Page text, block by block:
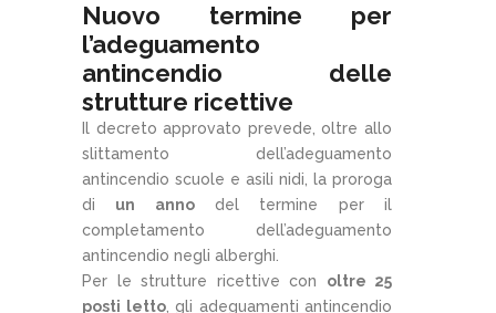
Nuovo termine per
l’adeguamento
antincendio delle
strutture ricettive
Il decreto approvato prevede, oltre allo
slittamento dell’adeguamento
antincendio scuole e asili nidi, la proroga
di un annodel termine per il
completamento dell’adeguamento
antincendio negli alberghi.
Per le strutture ricettive con oltre 25
posti letto, gli adeguamenti antincendio